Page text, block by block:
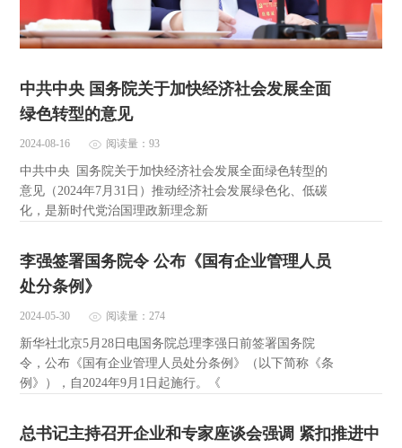
中共中央 国务院关于加快经济社会发展全面
绿色转型的意见
2024-08-16 阅读量：93
中共中央 国务院关于加快经济社会发展全面绿色转型的
意见（2024年7月31日）推动经济社会发展绿色化、低碳
化，是新时代党治国理政新理念新
李强签署国务院令 公布《国有企业管理人员
处分条例》
2024-05-30 阅读量：274
新华社北京5月28日电国务院总理李强日前签署国务院
令，公布《国有企业管理人员处分条例》（以下简称《条
例》），自2024年9月1日起施行。《
总书记主持召开企业和专家座谈会强调 紧扣推进中